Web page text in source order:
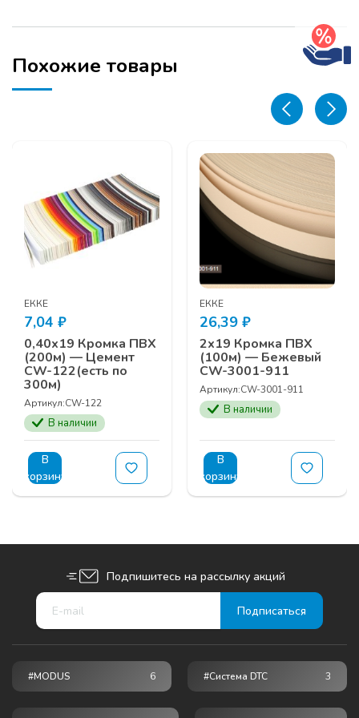
CW-
Похожие товары
ЕККЕ
7,04 ₽
0,40х19 Кромка ПВХ
(200м) — Цемент
CW-122(есть по
300м)
Артикул:CW-122
В наличии
В
корзину
ЕККЕ
26,39 ₽
2х19 Кромка ПВХ
(100м) — Бежевый
CW-3001-911
Артикул:CW-3001-911
В наличии
В
корзину
Подпишитесь на рассылку акций
#MODUS 6 #Система DTC 3